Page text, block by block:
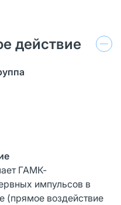
действие
ГАМК-
импульсов в
(прямое воздействие